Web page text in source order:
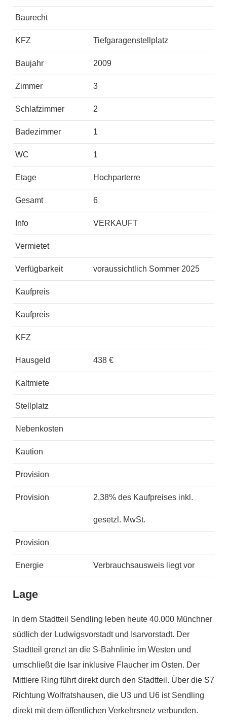
Baurecht
KFZ Tiefgaragenstellplatz
Baujahr 2009
Zimmer 3
Schlafzimmer 2
Badezimmer 1
WC 1
Etage Hochparterre
Gesamt 6
Info VERKAUFT
Vermietet
Verfügbarkeit voraussichtlich Sommer 2025
Kaufpreis
Kaufpreis
KFZ
Hausgeld 438 €
Kaltmiete
Stellplatz
Nebenkosten
Kaution
Provision
Provision 2,38% des Kaufpreises inkl.
gesetzl. MwSt.
Provision
Energie Verbrauchsausweis liegt vor
Lage
In dem Stadtteil Sendling leben heute 40.000 Münchner
südlich der Ludwigsvorstadt und Isarvorstadt. Der
Stadtteil grenzt an die S-Bahnlinie im Westen und
umschließt die Isar inklusive Flaucher im Osten. Der
Mittlere Ring führt direkt durch den Stadtteil. Über die S7
Richtung Wolfratshausen, die U3 und U6 ist Sendling
direkt mit dem öffentlichen Verkehrsnetz verbunden.